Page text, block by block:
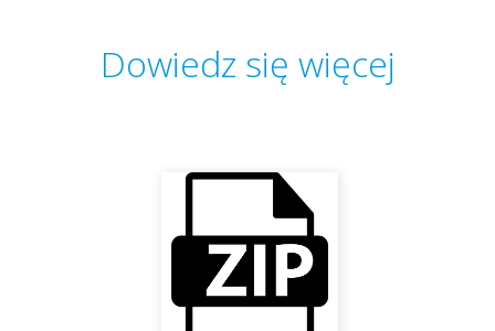
Dowiedz się więcej